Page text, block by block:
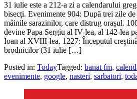
31 iulie este a 212-a zi a calendarului
bisecți. Evenimente 904: După trei zile
mâinile sarazinilor, care distrug orașul.
devine Papa Sergiu al IV-lea, al 142-lea
Ioan al XVIII-lea. 1227: Începutul
brodnicilor (31 iulie […]
Posted in: TodayTagged: banat fm,
evenimente, google, nasteri, sarbatori,